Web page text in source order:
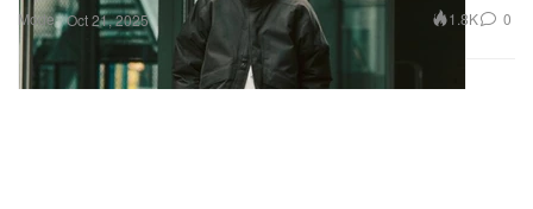
Mode Oct 21, 2025 1.8K 0